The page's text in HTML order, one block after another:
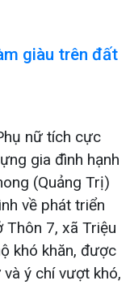
giàu trên đất
nữ tích cực
gia đình hạnh
(Quảng Trị)
về phát triển
Thôn 7, xã Triệu
khó khăn, được
ý chí vượt khó,